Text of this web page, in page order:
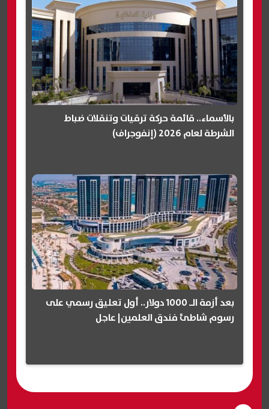
بالأسماء.. قائمة حركة ترقيات وتنقلات ضباط
الشرطة لعام 2026 (إنفوجراف)
بعد أزمة الـ 1000 دولار.. أول تعليق رسمي على
رسوم شاطئ فندق العلمين| عاجل